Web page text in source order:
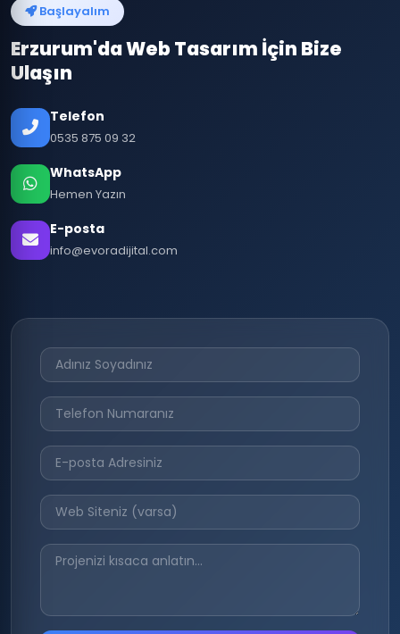
Başlayalım
Erzurum'da Web Tasarım İçin Bize
Ulaşın
Telefon
0535 875 09 32
WhatsApp
Hemen Yazın
E-posta
info@evoradijital.com